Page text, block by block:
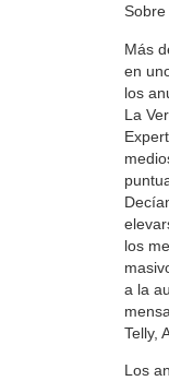
Sobre
Más
en
los
La
los
a la
Telly,
Los